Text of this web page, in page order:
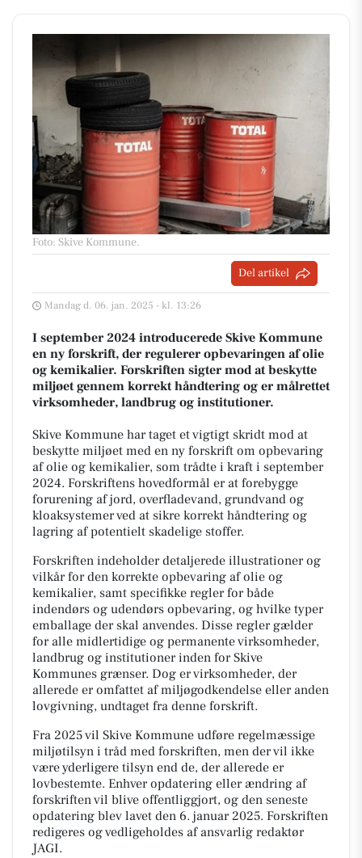
Foto: Skive Kommune.
Del artikel
Mandag d. 06. jan. 2025 - kl. 13:26
I september 2024 introducerede Skive Kommune
en ny forskrift, der regulerer opbevaringen af olie
og kemikalier. Forskriften sigter mod at beskytte
miljøet gennem korrekt håndtering og er målrettet
virksomheder, landbrug og institutioner.
Skive Kommune har taget et vigtigt skridt mod at
beskytte miljøet med en ny forskrift om opbevaring
af olie og kemikalier, som trådte i kraft i september
2024. Forskriftens hovedformål er at forebygge
forurening af jord, overfladevand, grundvand og
kloaksystemer ved at sikre korrekt håndtering og
lagring af potentielt skadelige stoffer.
Forskriften indeholder detaljerede illustrationer og
vilkår for den korrekte opbevaring af olie og
kemikalier, samt specifikke regler for både
indendørs og udendørs opbevaring, og hvilke typer
emballage der skal anvendes. Disse regler gælder
for alle midlertidige og permanente virksomheder,
landbrug og institutioner inden for Skive
Kommunes grænser. Dog er virksomheder, der
allerede er omfattet af miljøgodkendelse eller anden
lovgivning, undtaget fra denne forskrift.
Fra 2025 vil Skive Kommune udføre regelmæssige
miljøtilsyn i tråd med forskriften, men der vil ikke
være yderligere tilsyn end de, der allerede er
lovbestemte. Enhver opdatering eller ændring af
forskriften vil blive offentliggjort, og den seneste
opdatering blev lavet den 6. januar 2025. Forskriften
redigeres og vedligeholdes af ansvarlig redaktør
JAGI.